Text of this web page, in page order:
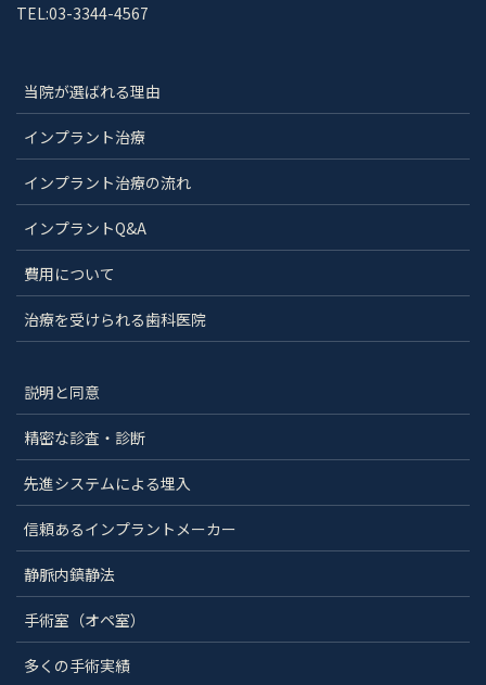
TEL:03-3344-4567
当院が選ばれる理由
インプラント治療
インプラント治療の流れ
インプラントQ&A
費用について
治療を受けられる歯科医院
説明と同意
精密な診査・診断
先進システムによる埋入
信頼あるインプラントメーカー
静脈内鎮静法
手術室（オペ室）
多くの手術実績